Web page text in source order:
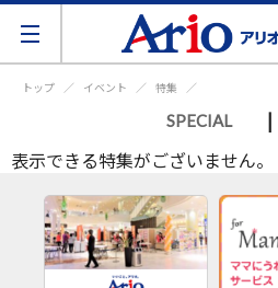
トップ イベント 特集
SPECIAL |
表示できる特集がございません。